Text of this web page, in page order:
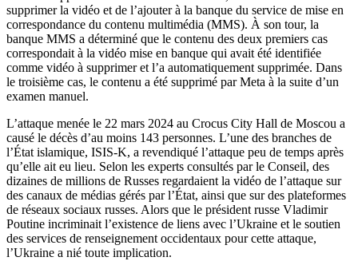
supprimer la vidéo et de l’ajouter à la banque du service de mise en
correspondance du contenu multimédia (MMS). À son tour, la
banque MMS a déterminé que le contenu des deux premiers cas
correspondait à la vidéo mise en banque qui avait été identifiée
comme vidéo à supprimer et l’a automatiquement supprimée. Dans
le troisième cas, le contenu a été supprimé par Meta à la suite d’un
examen manuel.
L’attaque menée le 22 mars 2024 au Crocus City Hall de Moscou a
causé le décès d’au moins 143 personnes. L’une des branches de
l’État islamique, ISIS-K, a revendiqué l’attaque peu de temps après
qu’elle ait eu lieu. Selon les experts consultés par le Conseil, des
dizaines de millions de Russes regardaient la vidéo de l’attaque sur
des canaux de médias gérés par l’État, ainsi que sur des plateformes
de réseaux sociaux russes. Alors que le président russe Vladimir
Poutine incriminait l’existence de liens avec l’Ukraine et le soutien
des services de renseignement occidentaux pour cette attaque,
l’Ukraine a nié toute implication.